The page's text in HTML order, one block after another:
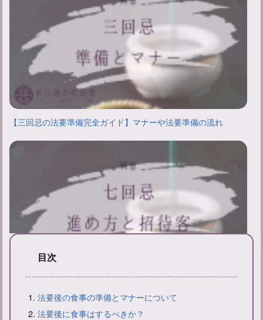
【三回忌の法要準備完全ガイド】マナーや法要準備の流れ
目次
法要後の食事の準備とマナーについて
法要後に食事はするべきか？